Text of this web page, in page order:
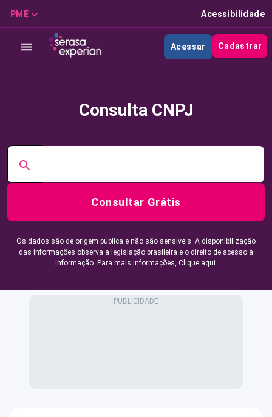
PME Acessibilidade
Acessar Cadastrar
Consulta CNPJ
Consultar Grátis
Os dados são de origem pública e não são sensíveis. A disponibilização
das informações observa a legislação brasileira e o direito de acesso à
informação. Para mais informações, Clique aqui.